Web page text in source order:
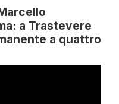
a Trastevere
a quattro